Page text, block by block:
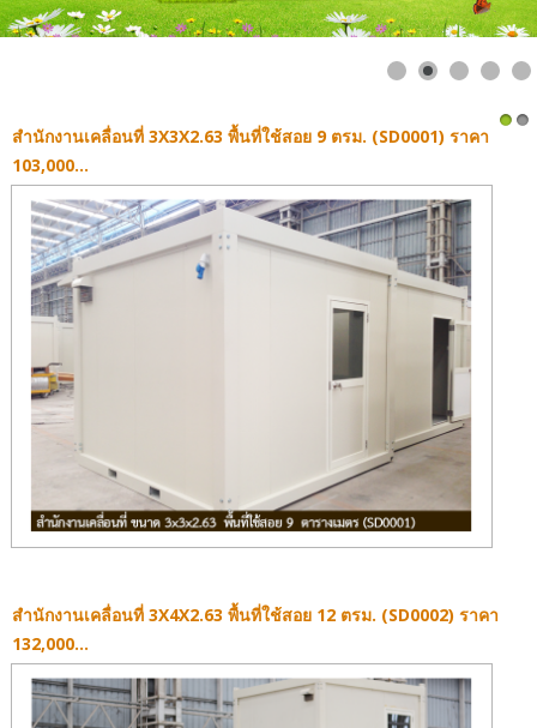
สำนักงานเคลื่อนที่ 3X3X2.63 พื้นที่ใช้สอย 9 ตรม. (SD0001) ราคา
103,000...
สำนักงานเคลื่อนที่ 3X4X2.63 พื้นที่ใช้สอย 12 ตรม. (SD0002) ราคา
132,000...